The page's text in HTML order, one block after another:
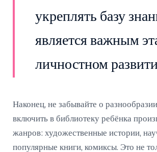
укреплять базу
является важным
личностном
Наконец, не забывайте о
включить в библиотеку ребёнка
жанров: художественные истории,
популярные книги, комиксы. Это не